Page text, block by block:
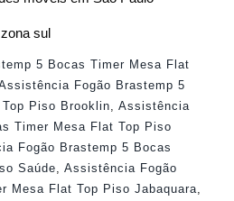
sul
5 Bocas Timer Mesa Flat
Fogão Brastemp 5
Piso Brooklin
Assistência
Timer Mesa Flat Top Piso
Fogão Brastemp 5 Bocas
Saúde
Assistência Fogão
Mesa Flat Top Piso Jabaquara